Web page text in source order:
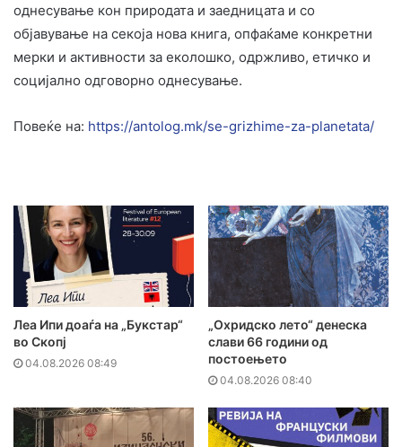
однесување кон природата и заедницата и со
објавување на секоја нова книга, опфаќаме конкретни
мерки и активности за еколошко, одржливо, етичко и
социјално одговорно однесување.
Повеќе на: https://antolog.mk/se-grizhime-za-planetata/
Леа Ипи доаѓа на „Букстар“
во Скопј
04.08.2026 08:49
„Охридско лето“ денеска
слави 66 години од
постоењето
04.08.2026 08:40